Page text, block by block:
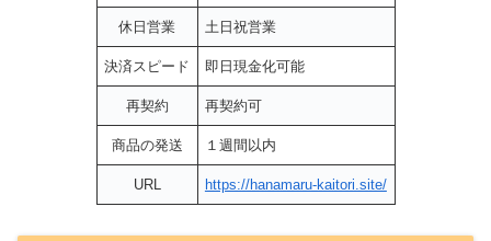
休日営業 土日祝営業
決済スピード 即日現金化可能
再契約 再契約可
商品の発送 １週間以内
URL https://hanamaru-kaitori.site/